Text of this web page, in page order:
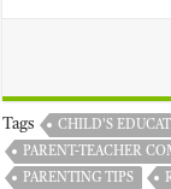
Tags CHILD'S
PARENT-TEACHER
PARENTING TIPS